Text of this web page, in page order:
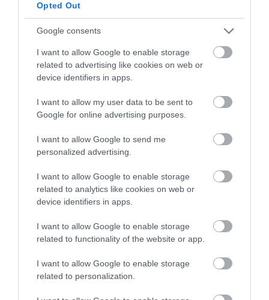
Opted Out
Google consents
I want to allow Google to enable storage
related to advertising like cookies on web or
device identifiers in apps.
I want to allow my user data to be sent to
Google for online advertising purposes.
I want to allow Google to send me
personalized advertising.
I want to allow Google to enable storage
related to analytics like cookies on web or
device identifiers in apps.
I want to allow Google to enable storage
related to functionality of the website or app.
I want to allow Google to enable storage
related to personalization.
08.08.2026 | 12:40
Τι γίνεται με τις τσούχτρες στην
Εύβοια;
08.08.2026 | 12:20
Καύσωνας και πολλά μποφόρ
αύριο στην Εύβοια! Συνεδρίασε η
08.08.2026 | 12:00
Εύβοια: Οι ισχυροί άνεμοι
έσπασαν μεγάλο πεύκο σε αυλή
εκκλησίας
Εύβοια: Αποκαταστάθηκε το
επέμβαση της CP COMPANY Ε.Ε.
08.08.2026 | 11:20
Νέο τροχαίο με υλικές
Μητέρα και γιος οι
νεκροί από τη
σύγκρουση
φορτηγό
η θαλάσσια εκδρομή
για 57χρονο τουρίστα
Αυτοψία στα καμένα:
37 σπίτια κρίθηκαν